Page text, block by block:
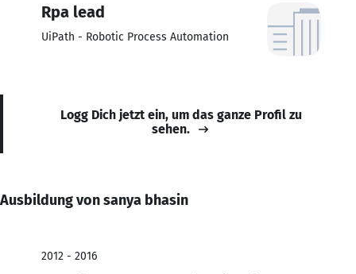
Rpa lead
UiPath - Robotic Process Automation
Logg Dich jetzt ein, um das ganze Profil zu
sehen.
Ausbildung von sanya bhasin
2012 - 2016